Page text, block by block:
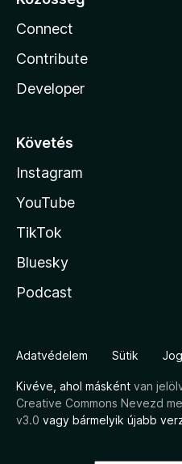
Connect
Contribute
Developer
Követés
Instagram
YouTube
TikTok
Bluesky
Podcast
Adatvédelem Sütik
Kivéve, ahol másként van
Creative Commons Nevezd
v3.0 vagy bármelyik újabb